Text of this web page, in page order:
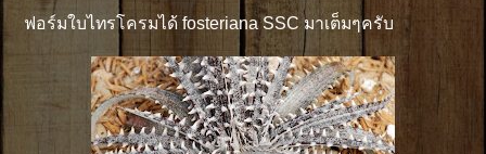
ฟอร์มใบไทรโครมได้ fosteriana SSC มาเต็มๆครับ